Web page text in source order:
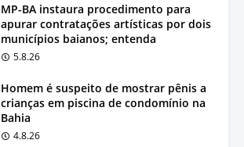
MP-BA instaura procedimento para
apurar contratações artísticas por dois
municípios baianos; entenda
5.8.26
Homem é suspeito de mostrar pênis a
crianças em piscina de condomínio na
Bahia
4.8.26